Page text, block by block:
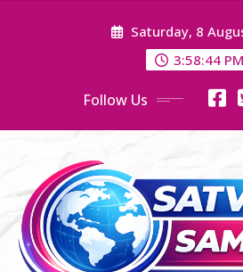
Saturday, 8
3:58:44 PM
Follow Us